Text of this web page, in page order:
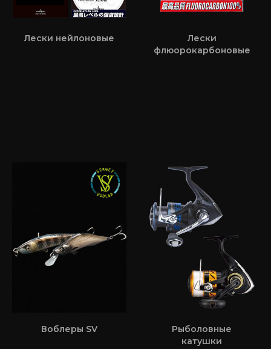
Лески нейлоновые
Лески
флюорокарбоновые
Воблеры SV
Рыболовные
катушки